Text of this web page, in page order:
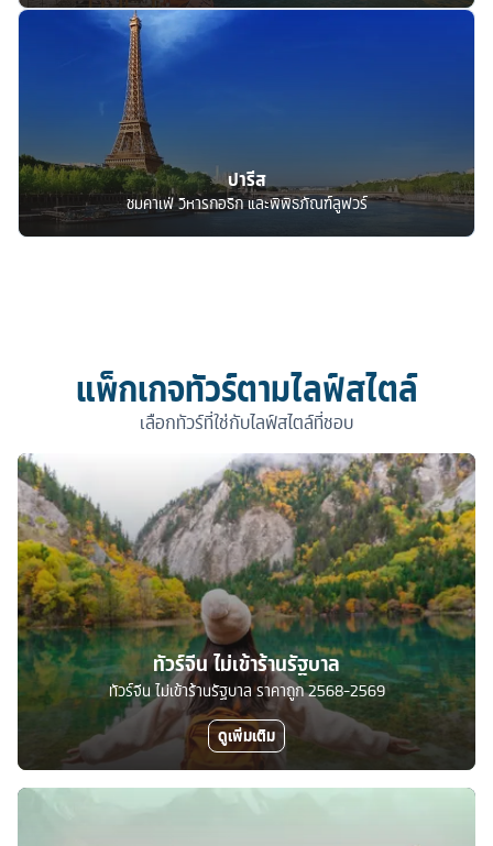
ปารีส
ชมคาเฟ่ วิหารกอธิก และพิพิธภัณฑ์ลูฟวร์
แพ็กเกจทัวร์ตามไลฟ์สไตล์
เลือกทัวร์ที่ใช่กับไลฟ์สไตล์ที่ชอบ
ทัวร์จีน ไม่เข้าร้านรัฐบาล
ทัวร์จีน ไม่เข้าร้านรัฐบาล ราคาถูก 2568-2569
ดูเพิ่มเติม